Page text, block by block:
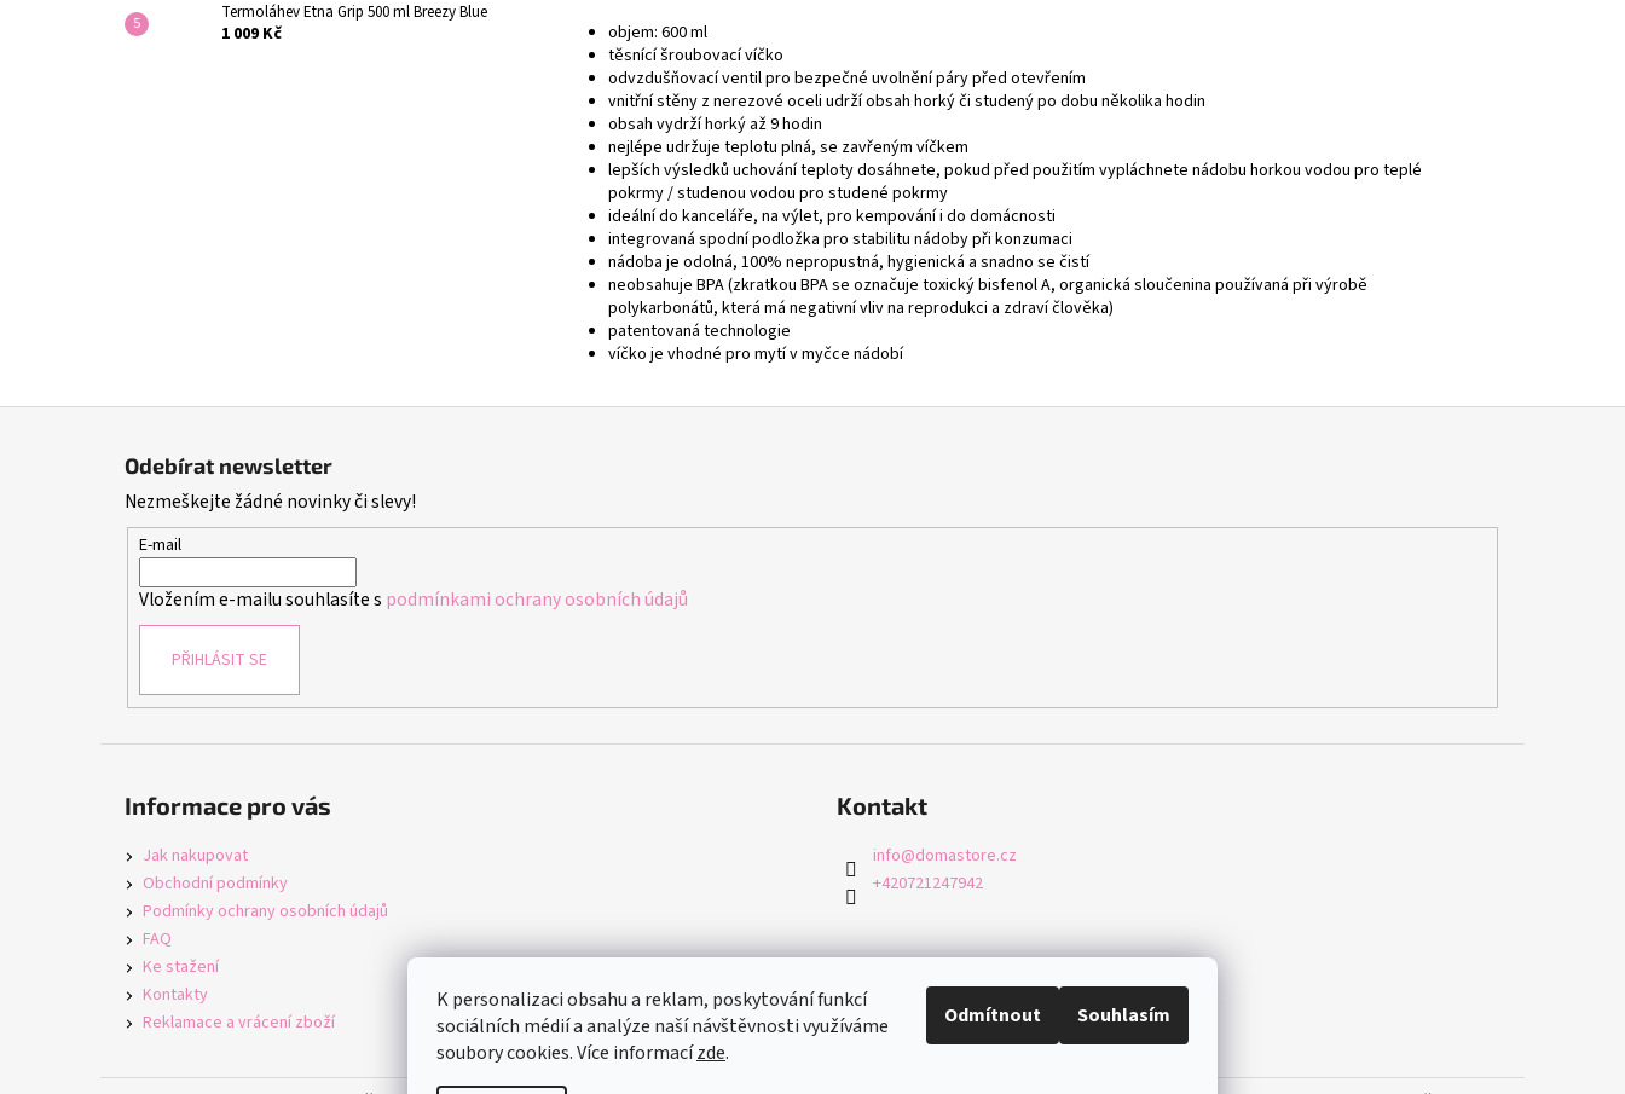
K personalizaci obsahu a reklam, poskytování funkcí
sociálních médií a analýze naší návštěvnosti využíváme
soubory cookies. Více informacízde.
Odmítnout Souhlasím
Termoláhev Etna Grip 500 ml Breezy Blue
1 009 Kč
objem: 600 ml
těsnící šroubovací víčko
odvzdušňovací ventil pro bezpečné uvolnění páry před otevřením
vnitřní stěny z nerezové oceli udrží obsah horký či studený po dobu několika hodin
obsah vydrží horký až 9 hodin
nejlépe udržuje teplotu plná, se zavřeným víčkem
lepších výsledků uchování teploty dosáhnete, pokud před použitím vypláchnete nádobu horkou vodou pro teplé
pokrmy / studenou vodou pro studené pokrmy
ideální do kanceláře, na výlet, pro kempování i do domácnosti
integrovaná spodní podložka pro stabilitu nádoby při konzumaci
nádoba je odolná, 100% nepropustná, hygienická a snadno se čistí
neobsahuje BPA (zkratkou BPA se označuje toxický bisfenol A, organická sloučenina používaná při výrobě
polykarbonátů, která má negativní vliv na reprodukci a zdraví člověka)
patentovaná technologie
víčko je vhodné pro mytí v myčce nádobí
Odebírat newsletter
Nezmeškejte žádné novinky či slevy!
E-mail
Vložením e-mailu souhlasíte s podmínkami ochrany osobních údajů
PŘIHLÁSIT SE
Informace pro vás
Jak nakupovat
Obchodní podmínky
Podmínky ochrany osobních údajů
FAQ
Ke stažení
Kontakty
Reklamace a vrácení zboží
Kontakt
info@domastore.cz
+420721247942